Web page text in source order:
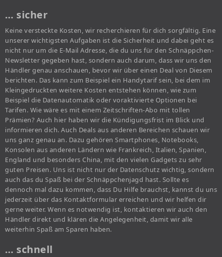
… sicher
Keine versteckte Kosten, wir recherchieren für dich sorgfältig. Eine
unserer wichtigsten Aufgaben ist die Sicherheit und dabei geht es
nicht nur um die E-Mail Adresse, die du uns für den Schnäppchen-
Newsletter gegeben hast, sondern auch darum, dass wir uns den
Händler genau anschauen, bevor wir über einen Deal von Diesem
berichten. Das kann zum Beispiel ein Handytarif sein, bei dem im
Kleingedruckten weitere Kosten entstehen können, wie zum
Beispiel die Datenautomatik oder voraktivierte Optionen bei
Tarifen. Wie wäre es mit einem Zeitschriften-Abo mit tollen
Prämien? Auch hier haben wir die Kündigungsfrist im Blick und
informieren dich. Auch Deals aus anderen Bereichen schauen wir
uns ganz genau an. Dazu gehören Smartphones, Notebooks,
Konsolen aus anderen Ländern wie Frankreich, Italien, Spanien,
England und besonders China, mit den vielen Gadgets zu sehr
guten Preisen. Uns ist nicht nur der Datenschutz wichtig, sondern
auch das du Spaß bei der Schnäppchenjagd hast. Sollte es
dennoch mal dazu kommen, dass Du Hilfe brauchst, kannst du uns
jederzeit über das Kontaktformular erreichen und wir helfen dir
gerne weiter. Wenn es notwendig ist, kontaktieren wir auch den
Händler direkt und klären die Angelegenheit, damit wir alle
weiterhin Spaß am Sparen haben.
… schnell